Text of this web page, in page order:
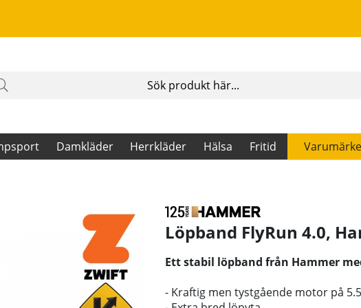
Damkläder Herrkläder Hälsa Fritid
Löpband FlyRun 4.0,
Ett stabil löpband från Hammer
- Kraftig men tystgående motor på